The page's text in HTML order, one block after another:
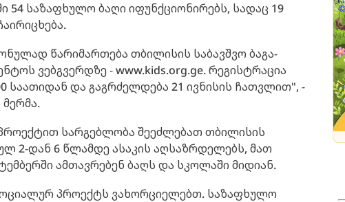
54 საზაფხულო ბაღი იფუნქციონირებს, სადაც 19
წარიმართება თბილისის საბავშვო ბაგა-
ვებგვერდზე - www.kids.org.ge. რეგისტრაცია
საათიდან და გაგრძელდება 21 ივნისის ჩათვლით", -
სარგებლობა შეეძლებათ თბილისის
2-დან 6 წლამდე ასაკის აღსაზრდელებს, მათ
ამთავრებენ ბაღს და სკოლაში მიდიან.
პროექტს ვახორციელებთ. საზაფხულო